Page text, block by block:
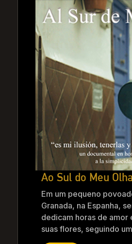
Ao Sul do Meu
Em um pequeno
Granada, na Espanha,
dedicam horas de amor
suas flores, seguindo